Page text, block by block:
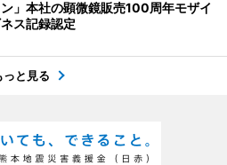
」本社の顕微鏡販売100周年モザイ
ス記録認定
っと見る